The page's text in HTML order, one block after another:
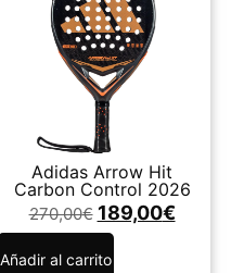
Adidas Arrow Hit
Carbon Control 2026
270,00€ 189,00€
Añadir al carrito